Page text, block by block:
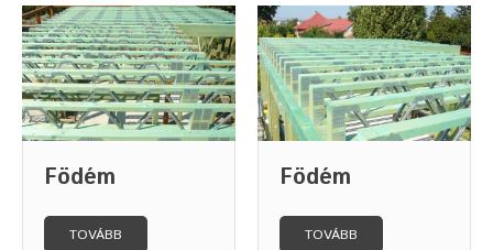
Födém
TOVÁBB
Födém
TOVÁBB